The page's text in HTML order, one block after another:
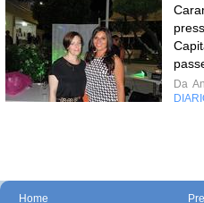
Da
Home